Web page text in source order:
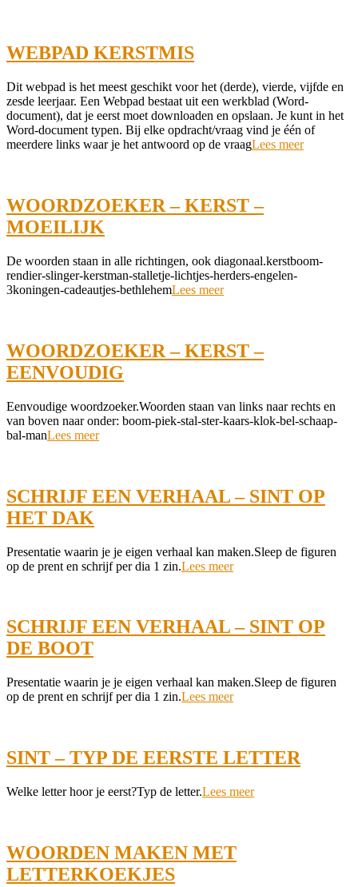
WEBPAD KERSTMIS
2021-
12-
07
Dit webpad is het meest geschikt voor het (derde), vierde, vijfde en
zesde leerjaar. Een Webpad bestaat uit een werkblad (Word-
document), dat je eerst moet downloaden en opslaan. Je kunt in het
Word-document typen. Bij elke opdracht/vraag vind je één of
meerdere links waar je het antwoord op de vraagLees meer
WOORDZOEKER – KERST –
MOEILIJK
2021-
12-
07
De woorden staan in alle richtingen, ook diagonaal.kerstboom-
rendier-slinger-kerstman-stalletje-lichtjes-herders-engelen-
3koningen-cadeautjes-bethlehemLees meer
WOORDZOEKER – KERST –
EENVOUDIG
2021-
12-
07
Eenvoudige woordzoeker.Woorden staan van links naar rechts en
van boven naar onder: boom-piek-stal-ster-kaars-klok-bel-schaap-
bal-manLees meer
SCHRIJF EEN VERHAAL – SINT OP
HET DAK
2021-
12-
Presentatie waarin je je eigen verhaal kan maken.Sleep de figuren
op de prent en schrijf per dia 1 zin.Lees meer
SCHRIJF EEN VERHAAL – SINT OP
DE BOOT
2021-
12-
Presentatie waarin je je eigen verhaal kan maken.Sleep de figuren
op de prent en schrijf per dia 1 zin.Lees meer
SINT – TYP DE EERSTE LETTER
2021-
Welke letter hoor je eerst?Typ de letter.Lees meer
WOORDEN MAKEN MET
LETTERKOEKJES